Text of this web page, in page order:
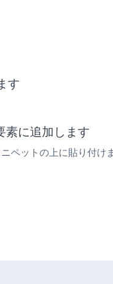
す
に追加します
ットの上に貼り付け